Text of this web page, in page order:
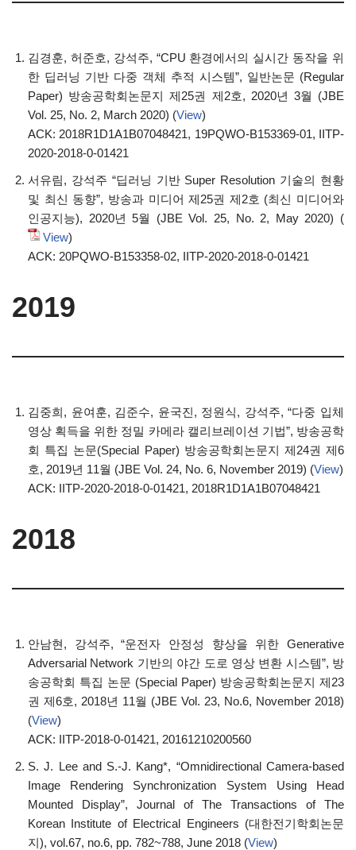
김경훈, 허준호, 강석주, “CPU 환경에서의 실시간 동작을 위
한 딥러닝 기반 다중 객체 추적 시스템”, 일반논문 (Regular
Paper) 방송공학회논문지 제25권 제2호, 2020년 3월 (JBE
Vol. 25, No. 2, March 2020) (View)
ACK: 2018R1D1A1B07048421, 19PQWO-B153369-01, IITP-
2020-2018-0-01421
서유림, 강석주 “딥러닝 기반 Super Resolution 기술의 현황
및 최신 동향”, 방송과 미디어 제25권 제2호 (최신 미디어와
인공지능), 2020년 5월 (JBE Vol. 25, No. 2, May 2020) (
View)
ACK: 20PQWO-B153358-02, IITP-2020-2018-0-01421
2019
김중희, 윤여훈, 김준수, 윤국진, 정원식, 강석주, “다중 입체
영상 획득을 위한 정밀 카메라 캘리브레이션 기법”, 방송공학
회 특집 논문(Special Paper) 방송공학회논문지 제24권 제6
호, 2019년 11월 (JBE Vol. 24, No. 6, November 2019) (View)
ACK: IITP-2020-2018-0-01421, 2018R1D1A1B07048421
2018
안남현, 강석주, “운전자 안정성 향상을 위한 Generative
Adversarial Network 기반의 야간 도로 영상 변환 시스템”, 방
송공학회 특집 논문 (Special Paper) 방송공학회논문지 제23
권 제6호, 2018년 11월 (JBE Vol. 23, No.6, November 2018)
(View)
ACK: IITP-2018-0-01421, 20161210200560
S. J. Lee and S.-J. Kang*, “Omnidirectional Camera-based
Image Rendering Synchronization System Using Head
Mounted Display”, Journal of The Transactions of The
Korean Institute of Electrical Engineers (대한전기학회논문
지), vol.67, no.6, pp. 782~788, June 2018 (View)